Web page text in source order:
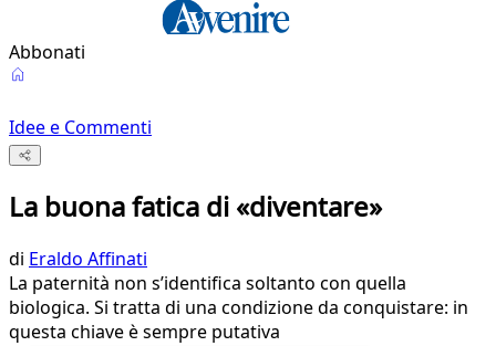
Abbonati
Idee e Commenti
La buona fatica di «diventare»
di Eraldo Affinati
La paternità non s’identifica soltanto con quella
biologica. Si tratta di una condizione da conquistare: in
questa chiave è sempre putativa